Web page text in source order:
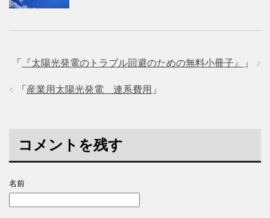
「 『太陽光発電のトラブル回避のための無料小冊子』 」
「 産業用太陽光発電 連系費用 」
コメントを残す
名前